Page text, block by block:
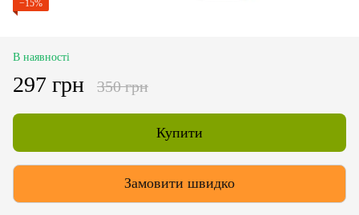
−15%
В наявності
297 грн 350 грн
Купити
Замовити швидко